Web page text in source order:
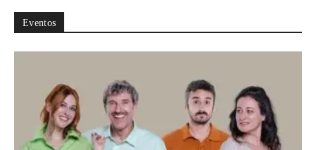
Eventos